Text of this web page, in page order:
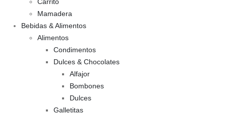
Mamadera
Bebidas & Alimentos
Alimentos
Condimentos
Dulces & Chocolates
Alfajor
Bombones
Dulces
Galletitas